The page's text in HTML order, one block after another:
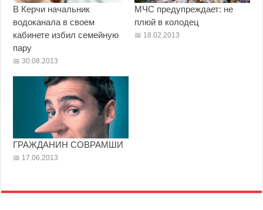
В Керчи начальник
водоканала в своем
кабинете избил семейную
пару
30.08.2013
МЧС предупреждает: не
плюй в колодец
18.02.2013
ГРАЖДАНИН СОВРАМШИ
17.06.2013